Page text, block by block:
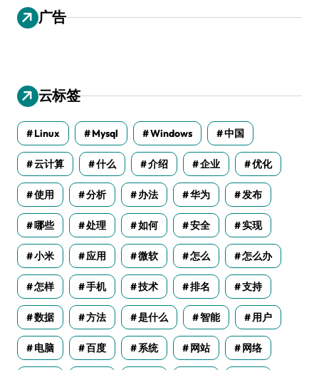
广告
云标签
Linux Mysql Windows 中国
云计算 什么 介绍 企业 优化
使用 分析 办法 华为 发布
哪些 处理 如何 安全 实现
小米 应用 微软 怎么 怎么办
怎样 手机 技术 排名 支持
数据 方法 是什么 智能 用户
电脑 百度 系统 网站 网络